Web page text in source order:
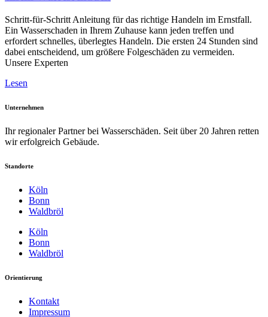
Schritt-für-Schritt Anleitung für das richtige Handeln im Ernstfall.
Ein Wasserschaden in Ihrem Zuhause kann jeden treffen und
erfordert schnelles, überlegtes Handeln. Die ersten 24 Stunden sind
dabei entscheidend, um größere Folgeschäden zu vermeiden.
Unsere Experten
Lesen
Unternehmen
Ihr regionaler Partner bei Wasserschäden. Seit über 20 Jahren retten
wir erfolgreich Gebäude.
Standorte
Köln
Bonn
Waldbröl
Köln
Bonn
Waldbröl
Orientierung
Kontakt
Impressum